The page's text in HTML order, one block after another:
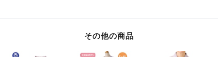
その他の商品